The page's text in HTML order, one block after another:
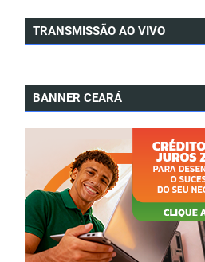
TRANSMISSÃO AO VIVO
BANNER CEARÁ